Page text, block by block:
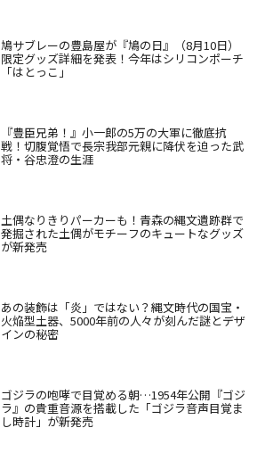
鳩サブレーの豊島屋が『鳩の日』（8月10日）
限定グッズ詳細を発表！今年はシリコンポーチ
「はとっこ」
『豊臣兄弟！』小一郎の5万の大軍に徹底抗
戦！切腹覚悟で長宗我部元親に降伏を迫った武
将・谷忠澄の生涯
土偶なりきりパーカーも！青森の縄文遺跡群で
発掘された土偶がモチーフのキュートなグッズ
が新発売
あの装飾は「炎」ではない？縄文時代の国宝・
火焔型土器、5000年前の人々が刻んだ謎とデザ
インの秘密
ゴジラの咆哮で目覚める朝…1954年公開『ゴジ
ラ』の貴重音源を搭載した「ゴジラ音声目覚ま
し時計」が新発売